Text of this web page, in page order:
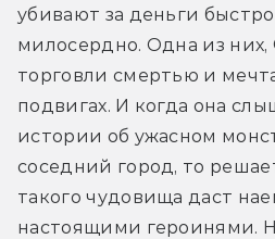
убивают за деньги
милосердно. Одна из них,
торговли смертью и
подвигах. И когда она
истории об ужасном
соседний город, то
такого чудовища даст
настоящими героинями.